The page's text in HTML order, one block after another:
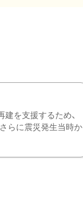
を支援するため、
らに震災発生当時か